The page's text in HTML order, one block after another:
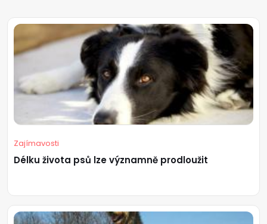
Zajímavosti
Délku života psů lze významně prodloužit